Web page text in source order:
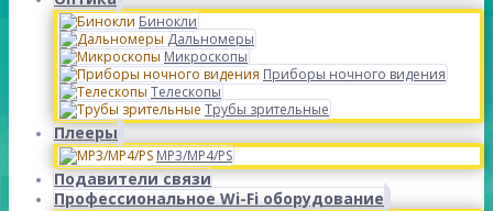
Бинокли
Дальномеры
Микроскопы
Приборы ночного видения
Телескопы
Трубы зрительные
Плееры
MP3/MP4/PS
Подавители связи
Профессиональное Wi-Fi оборудование